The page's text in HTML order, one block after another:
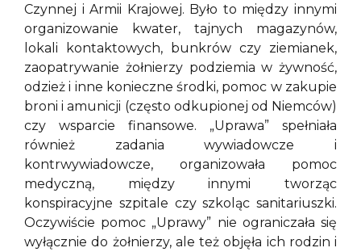
Czynnej i Armii Krajowej. Było to między innymi
organizowanie kwater, tajnych magazynów,
lokali kontaktowych, bunkrów czy ziemianek,
zaopatrywanie żołnierzy podziemia w żywność,
odzież i inne konieczne środki, pomoc w zakupie
broni i amunicji (często odkupionej od Niemców)
czy wsparcie finansowe. „Uprawa” spełniała
również zadania wywiadowcze i
kontrwywiadowcze, organizowała pomoc
medyczną, między innymi tworząc
konspiracyjne szpitale czy szkoląc sanitariuszki.
Oczywiście pomoc „Uprawy” nie ograniczała się
wyłącznie do żołnierzy, ale też objęła ich rodzin i